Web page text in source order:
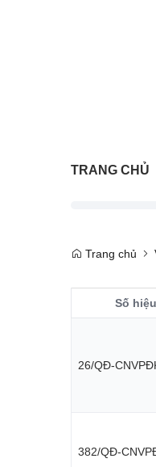
TRANG CHỦ
Thông tin
Trả lời vướng
Trang tham
Ngày Sáng
Trang chủ
Số hiệu
26/QĐ-
382/QĐ-